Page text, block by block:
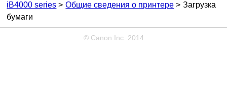
iB4000 series Общие сведения о принтере
Загрузка
бумаги
© Canon Inc. 2014